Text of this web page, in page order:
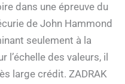
dans une épreuve du
de John Hammond
seulement à la
l’échelle des valeurs, il
large crédit. ZADRAK